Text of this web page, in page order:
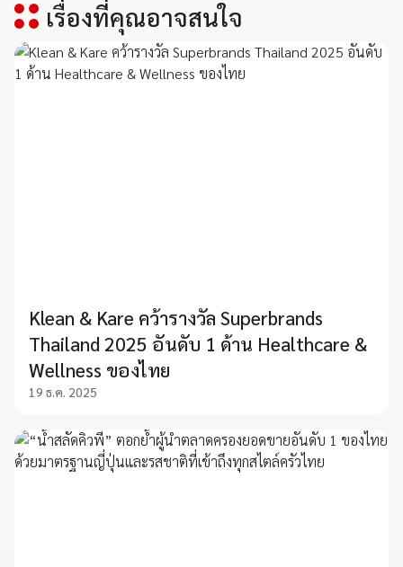
เรื่องที่คุณอาจสนใจ
Klean & Kare คว้ารางวัล Superbrands
Thailand 2025 อันดับ 1 ด้าน Healthcare &
Wellness ของไทย
19 ธ.ค. 2025